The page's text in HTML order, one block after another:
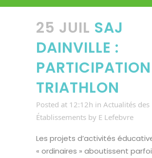
25 JUIL SAJ
DAINVILLE :
TRIATHLON
Posted at 12:12h in Actualités des
Établissements by E Lefebvre
Les projets d’activités
« ordinaires » aboutissent